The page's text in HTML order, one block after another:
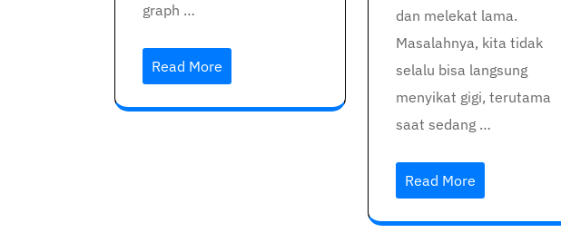
graph …
Read More
dan melekat lama.
Masalahnya, kita tidak
selalu bisa langsung
menyikat gigi, terutama
saat sedang …
Read More